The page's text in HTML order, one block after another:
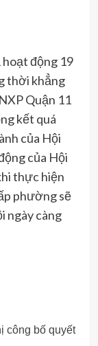
hoạt động 19
thời khẳng
Quận 11
kết quá
của Hội
của Hội
thực hiện
phường sẽ
ngày càng
công bố quyết